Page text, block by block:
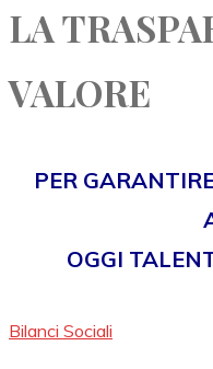
LA
VALORE
PER
OGGI
Bilanci Sociali